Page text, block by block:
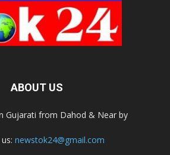
ABOUT US
Gujarati from Dahod & Near by
newstok24@gmail.com